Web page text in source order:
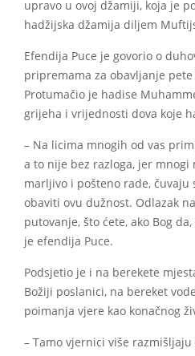
upravo u ovoj džamiji, koja je
hadžijska džamija diljem
Efendija Puce je govorio o
pripremama za obavljanje
Protumačio je hadise
grijeha i vrijednosti dova koje
– Na licima mnogih od vas
a to nije bez razloga, jer
marljivo i pošteno rade, čuvaju
obaviti ovu dužnost. Odlazak
putovanje, što ćete, ako Bog
je efendija Puce.
Podsjetio je i na berekete
Božiji poslanici, na bereket
poimanja vjere kao konačnog
– Tamo vjernici više